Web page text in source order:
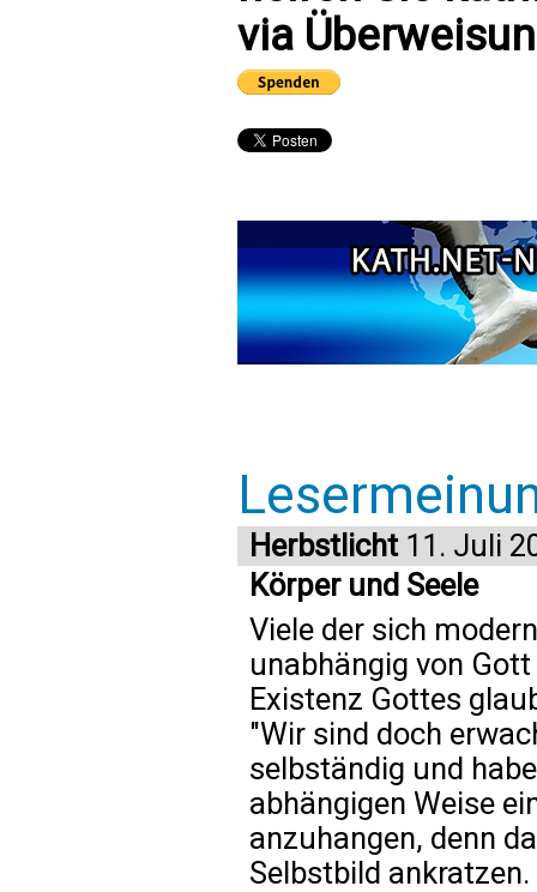
via
Herbstlicht11. Juli
Körper und Seele
Viele der sich
unabhängig von
Existenz Gottes
"Wir sind doch
selbständig und
abhängigen Weise
anzuhangen, denn
Selbstbild ankratzen.